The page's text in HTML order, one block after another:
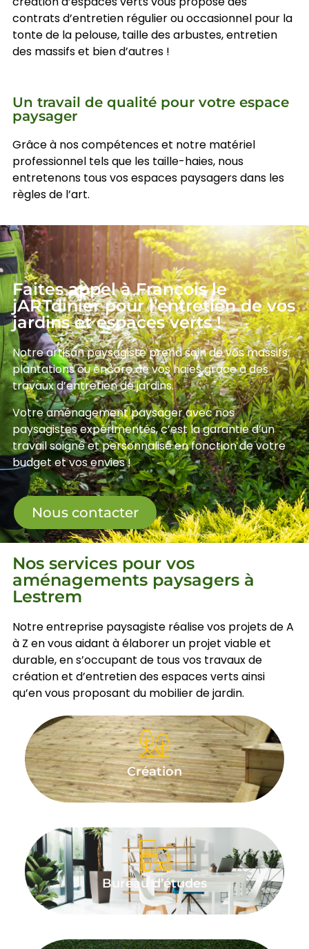
contrats d’entretien régulier ou occasionnel pour la
tonte de la pelouse, taille des arbustes, entretien
des massifs et bien d’autres !
Un travail de qualité pour votre espace
paysager
Grâce à nos compétences et notre matériel
professionnel tels que les taille-haies, nous
entretenons tous vos espaces paysagers dans les
règles de l’art.
Faites appel à François le
jARTdinier pour l’entretien de vos
jardins et espaces verts !
Notre artisan paysagiste prend soin de vos massifs,
plantations ou encore de vos haies grâce à des
travaux d’entretien de jardins.
Votre aménagement paysager avec nos
paysagistes expérimentés, c’est la garantie d’un
travail soigné et personnalisé en fonction de votre
budget et vos envies !
Nous contacter
Nos services pour vos
aménagements paysagers à
Lestrem
Notre entreprise paysagiste réalise vos projets de A
à Z en vous aidant à élaborer un projet viable et
durable, en s’occupant de tous vos travaux de
création et d’entretien des espaces verts ainsi
qu’en vous proposant du mobilier de jardin.
Création
Bureau d’études